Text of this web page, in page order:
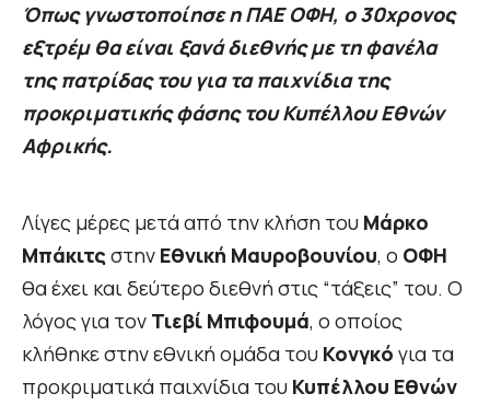
Όπως γνωστοποίησε η ΠΑΕ ΟΦΗ, ο 30χρονος
εξτρέμ θα είναι ξανά διεθνής με τη φανέλα
της πατρίδας του για τα παιχνίδια της
προκριματικής φάσης του Κυπέλλου Εθνών
Αφρικής.
Λίγες μέρες μετά από την κλήση του Μάρκο
Μπάκιτς στην Εθνική Μαυροβουνίου, ο ΟΦΗ
θα έχει και δεύτερο διεθνή στις “τάξεις” του. Ο
λόγος για τον Τιεβί Μπιφουμά, ο οποίος
κλήθηκε στην εθνική ομάδα του Κονγκό για τα
προκριματικά παιχνίδια του Κυπέλλου Εθνών